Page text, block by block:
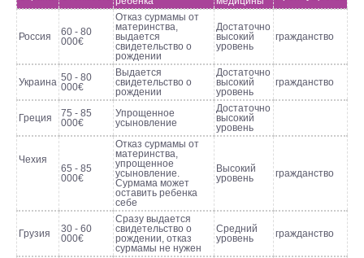
Россия
60 - 80
000€
Отказ сурмамы от
материнства,
выдается
свидетельство о
рождении
Достаточно
высокий
уровень
гражданство
Украина 50 - 80
000€
Выдается
свидетельство о
рождении
Достаточно
высокий
уровень
гражданство
Греция
75 - 85
000€
Упрощенное
усыновление
Достаточно
высокий
уровень
Чехия
65 - 85
000€
Отказ сурмамы от
материнства,
упрощенное
усыновление.
Сурмама может
оставить ребенка
себе
Высокий
уровень
гражданство
Грузия
30 - 60
000€
Сразу выдается
свидетельство о
рождении, отказ
сурмамы не нужен
Средний
уровень
гражданство